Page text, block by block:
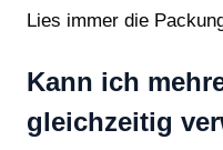
Lies immer die
Kann ich
gleichzeitig